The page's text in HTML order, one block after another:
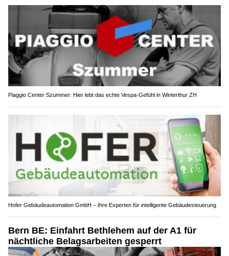
Piaggio Center Szummer: Hier lebt das echte Vespa-Gefühl in Winterthur ZH
Hofer Gebäudeautomation GmbH – Ihre Experten für intelligente Gebäudesteuerung
Bern BE: Einfahrt Bethlehem auf der A1 für
nächtliche Belagsarbeiten gesperrt